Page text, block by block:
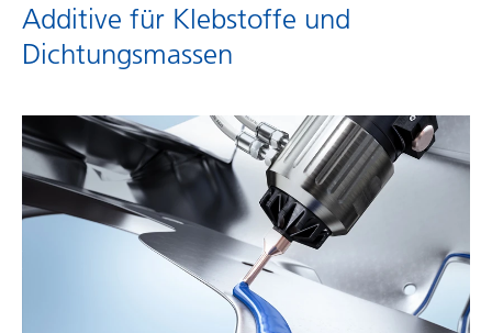
Additive für Klebstoffe und
Dichtungsmassen